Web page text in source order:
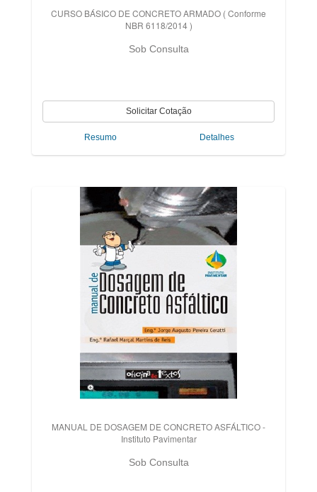
CURSO BÁSICO DE CONCRETO ARMADO ( Conforme
NBR 6118/2014 )
Sob Consulta
Resumo Detalhes
MANUAL DE DOSAGEM DE CONCRETO ASFÁLTICO -
Instituto Pavimentar
Sob Consulta